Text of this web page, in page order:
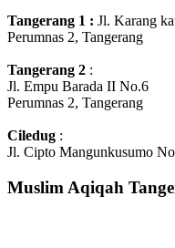
Tangerang 1 : Jl. Karang
Perumnas 2, Tangerang
Tangerang 2 :
Jl. Empu Barada II No.6
Perumnas 2, Tangerang
Ciledug :
Jl. Cipto Mangunkusumo
Muslim Aqiqah